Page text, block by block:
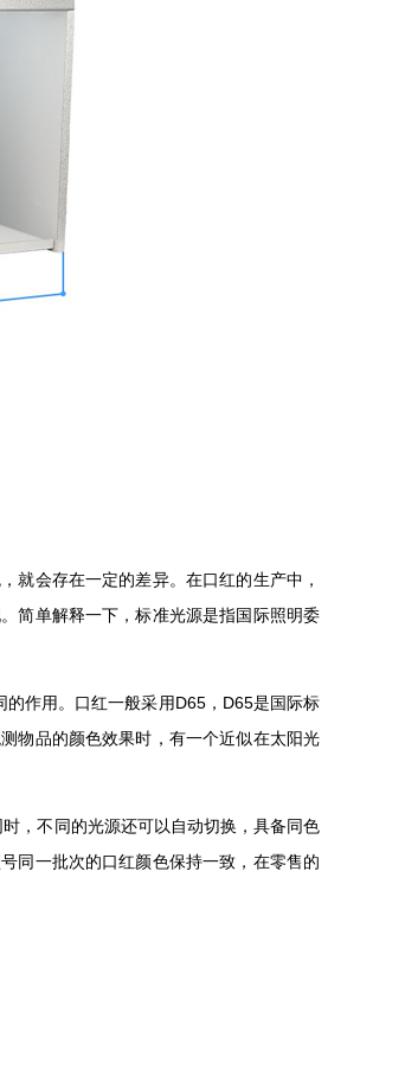
就会存在一定的差异。在口红的生产中，
简单解释一下，标准光源是指国际照明委
作用。口红一般采用D65，D65是国际标
物品的颜色效果时，有一个近似在太阳光
，不同的光源还可以自动切换，具备同色
同一批次的口红颜色保持一致，在零售的